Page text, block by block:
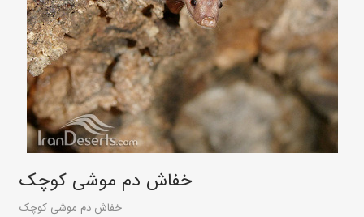
خفاش دم‌ موشی کوچک
خفاش دم‌ موشی کوچک